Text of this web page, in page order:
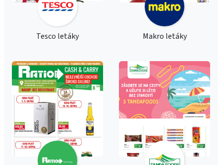
Tesco letáky Makro letáky